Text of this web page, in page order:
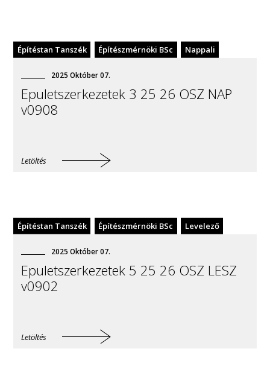
Építéstan Tanszék Építészmérnöki BSc Nappali
2025 Október 07.
Epuletszerkezetek 3 25 26 OSZ NAP
v0908
Letöltés
Építéstan Tanszék Építészmérnöki BSc Levelező
2025 Október 07.
Epuletszerkezetek 5 25 26 OSZ LESZ
v0902
Letöltés